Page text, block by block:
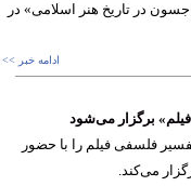
در تاریخ هنر اسلامی» در
ادامه خبر >>
برگزار می‌شود
فلسفی فیلم را با حضور
می‌كند.